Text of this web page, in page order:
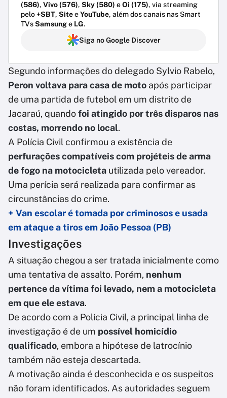
(586), Vivo (576), Sky (580) eOi (175), via streaming
pelo+SBT, SiteeYouTube, além dos canais nas Smart
TVsSamsunge LG.
Siga no Google Discover
Segundo informações do delegado Sylvio Rabelo,
Peron voltava para casa de moto após participar
de uma partida de futebol em um distrito de
Jacaraú, quandofoi atingido por três disparos nas
costas, morrendo no local.
A Polícia Civil confirmou a existência de
perfurações compatíveis com projéteis de arma
de fogo na motocicleta utilizada pelo vereador.
Uma perícia será realizada para confirmar as
circunstâncias do crime.
+ Van escolar é tomada por criminosos e usada
em ataque a tiros em João Pessoa (PB)
Investigações
A situação chegou a ser tratada inicialmente como
uma tentativa de assalto. Porém, nenhum
pertence da vítima foi levado, nem a motocicleta
em que ele estava.
De acordo com a Polícia Civil, a principal linha de
investigação é de um possível homicídio
qualificado, embora a hipótese de latrocínio
também não esteja descartada.
A motivação ainda é desconhecida e os suspeitos
não foram identificados. As autoridades seguem